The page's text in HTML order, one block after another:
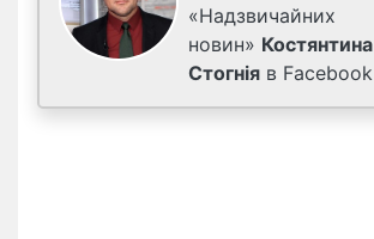
«Надзвичайних
новин» Костянтина
Стогнія в Facebook